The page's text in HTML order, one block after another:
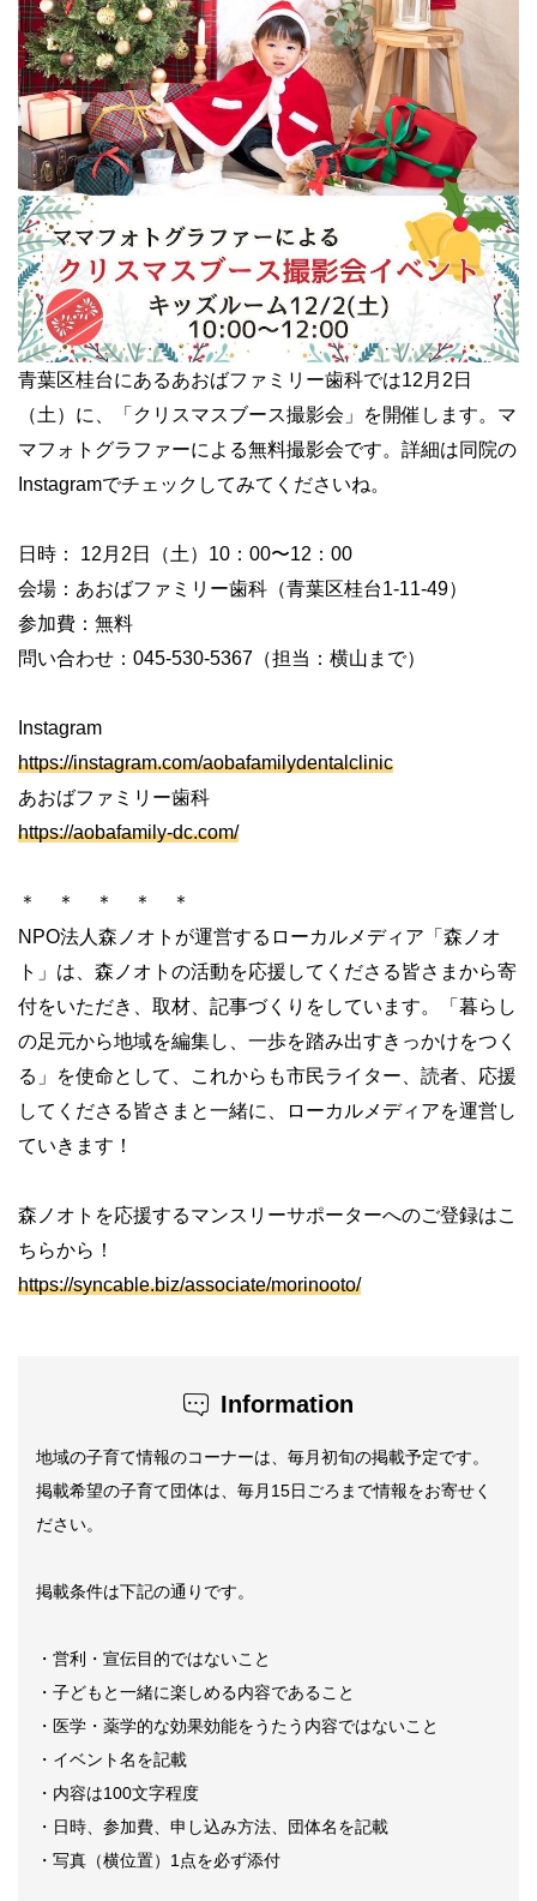
青葉区桂台にあるあおばファミリー歯科では12月2日
（土）に、「クリスマスブース撮影会」を開催します。マ
マフォトグラファーによる無料撮影会です。詳細は同院の
Instagramでチェックしてみてくださいね。
日時： 12月2日（土）10：00〜12：00
会場：あおばファミリー歯科（青葉区桂台1-11-49）
参加費：無料
問い合わせ：045-530-5367（担当：横山まで）
Instagram
https://instagram.com/aobafamilydentalclinic
あおばファミリー歯科
https://aobafamily-dc.com/
＊ ＊ ＊ ＊ ＊
NPO法人森ノオトが運営するローカルメディア「森ノオ
ト」は、森ノオトの活動を応援してくださる皆さまから寄
付をいただき、取材、記事づくりをしています。「暮らし
の足元から地域を編集し、一歩を踏み出すきっかけをつく
る」を使命として、これからも市民ライター、読者、応援
してくださる皆さまと一緒に、ローカルメディアを運営し
ていきます！
森ノオトを応援するマンスリーサポーターへのご登録はこ
ちらから！
https://syncable.biz/associate/morinooto/
Information
地域の子育て情報のコーナーは、毎月初旬の掲載予定です。
掲載希望の子育て団体は、毎月15日ごろまで情報をお寄せく
ださい。
掲載条件は下記の通りです。
・営利・宣伝目的ではないこと
・子どもと一緒に楽しめる内容であること
・医学・薬学的な効果効能をうたう内容ではないこと
・イベント名を記載
・内容は100文字程度
・日時、参加費、申し込み方法、団体名を記載
・写真（横位置）1点を必ず添付